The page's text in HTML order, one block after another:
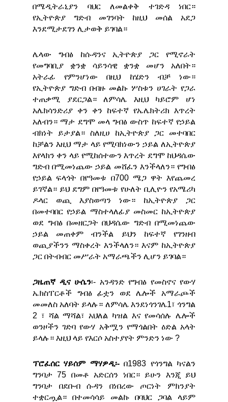
በሜዲትራኒያን ባህር ለመልቀቅ ተገድዳ ነበር።
የኢትዮጵያ ግድብ መገንባት ከዚህ መሰል አደጋ
እንደሚታደገን ሊታወቅ ይገባል።
ሌላው ግብፅ ከሱዳንና ኢትዮጵያ ጋር የሚኖራት
የመግባቢያ ቋንቋ ሳይንሳዊ ቋንቋ መሆን አለበት።
አትራፊ የምንሆነው በዚህ ከሄድን ብቻ ነው።
የኢትዮጵያ ግድብ በብዙ መልኩ ሦስቱን ሀገራት የጋራ
ተጠቃሚ ያደርጋል። ለምሳሌ እዚህ ካይሮም ሆነ
አሌክሳንድሪያ ቀን ቀን ከፍተኛ የኤሌክትሪክ እጥረት
አለብን። ማታ ደግሞ መላ ግብፅ ውስጥ ከፍተኛ የኃይል
ብክነት ይታያል። ስለዚሀ ከኢትዮጵያ ጋር መተባበር
ከቻልን እዚህ ማታ ላይ የሚባክነውን ኃይል ለኢትዮጵያ
እየላክን ቀን ላይ የሚከሰተውን እጥረት ደግሞ ከህዳሴው
ግድብ በሚመነጨው ኃይል መሸፈን እንችላለን። የግብፅ
የኃይል ፍላጎት በየዓመቱ በ700 ሜጋ ዋት እየጨመረ
ይገኛል። ይህ ደግም በየዓመቱ የሁለት ቢሊዮን የአሜሪካ
ዶላር ወጪ እያስወጣን ነው። ከኢትዮጵያ ጋር
በመተባበር የኃይል ማስተላለፊያ መስመር ከኢትዮጵያ
ወደ ግብፅ በመዘርጋት በህዳሴው ግድብ በሚመነጨው
ኃይል መጠቀም ብንችል ይህን ከፍተኛ የገንዘብ
ወጪያችንን ማስቀረት እንችላለን። እናም ከኢትዮጵያ
ጋር በትብብር መሥራት አማራጫችን ሊሆን ይገባል።
ጋዜጠኛ ዲና ሁሴን፡- አንዳንድ የግብፅ የመስኖና የውሃ
ኤክስፐርቶች ግብፅ ፊቷን ወደ ሌሎች አማራጮች
መመለስ አለባት ይላሉ። ለምሳሌ እንደነጎንገሌ1፣ ጎንግል
2 ፣ ሻል ማሻል፣ አህለል ካዝል እና የመሳሰሉ ሌሎች
ወንዞችን ገድባ የውሃ አቅሟን የማጎልበት ዕድል አላት
ይላሉ። እዚህ ላይ የእርሶ አስተያየት ምንድን ነው ?
ፕሮፈሰር ሃይሰም ማሃዎዲ፡-በ1983 የጎንግል ካናልን
ግንባታ 75 በመቶ አድርሰን ነበር። ይሁን እንጂ ይህ
ግንባታ በደቡብ ሱዳን በነበረው ጦርነት ምክንያት
ተቋርጧል። በተመሳሳይ መልኩ በባህር ጋባል ላይም